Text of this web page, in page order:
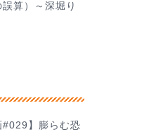
算）～深堀り
#029】膨らむ恐